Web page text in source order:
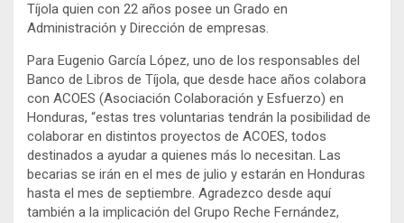
Tíjola quien con 22 años posee un Grado en
Administración y Dirección de empresas.
Para Eugenio García López, uno de los responsables del
Banco de Libros de Tíjola, que desde hace años colabora
con ACOES (Asociación Colaboración y Esfuerzo) en
Honduras, “estas tres voluntarias tendrán la posibilidad de
colaborar en distintos proyectos de ACOES, todos
destinados a ayudar a quienes más lo necesitan. Las
becarias se irán en el mes de julio y estarán en Honduras
hasta el mes de septiembre. Agradezco desde aquí
también a la implicación del Grupo Reche Fernández,